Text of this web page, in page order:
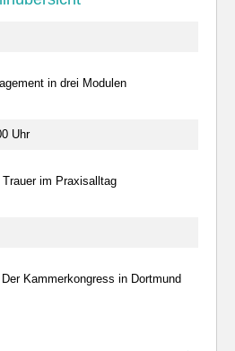
in drei Modulen
Uhr
im Praxisalltag
Kammerkongress in Dortmund